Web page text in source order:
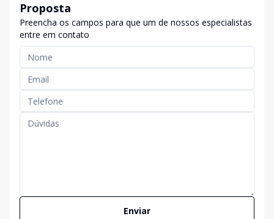
Proposta
Preencha os campos para que um de nossos especialistas
entre em contato
Enviar